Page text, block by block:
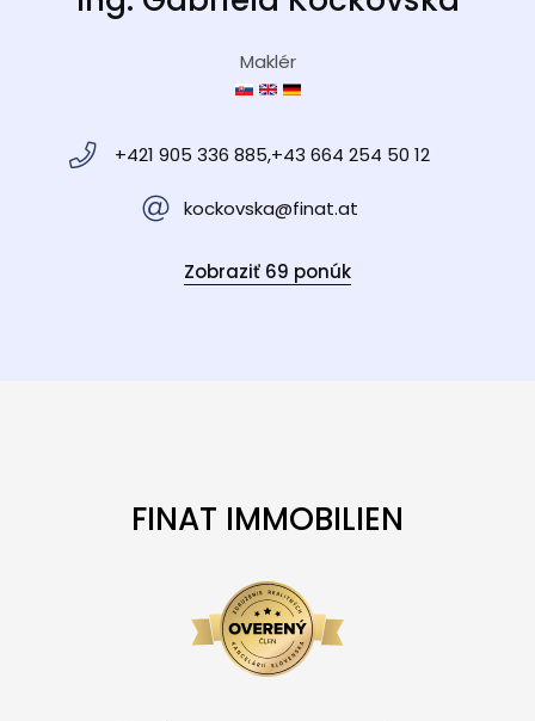
Maklér
+421 905 336 885,+43 664 254 50 12
kockovska@finat.at
Zobraziť 69 ponúk
FINAT IMMOBILIEN